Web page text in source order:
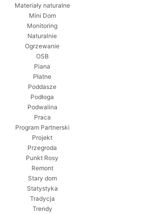
Materiały naturalne
Mini Dom
Monitoring
Naturalnie
Ogrzewanie
OSB
Piana
Płatne
Poddasze
Podłoga
Podwalina
Praca
Program Partnerski
Projekt
Przegroda
Punkt Rosy
Remont
Stary dom
Statystyka
Tradycja
Trendy